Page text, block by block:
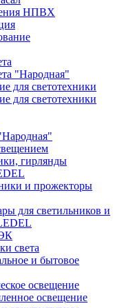
НПВХ
"Народная"
для светотехники
для светотехники
гирлянды
и прожекторы
для светильников и
света
и бытовое
освещение
освещение